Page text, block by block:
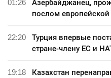
01:26
Азербайджанец,
послом
22:20
Турция впервые
стране-члену ЕС и
19:18
Казахстан